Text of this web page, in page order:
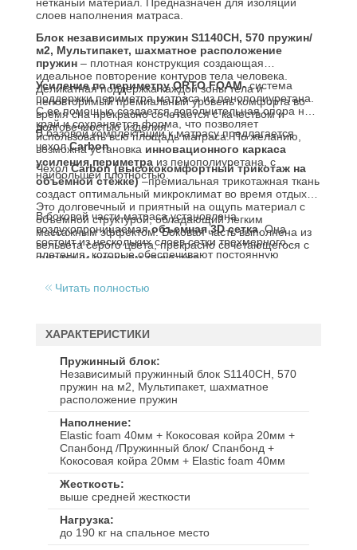
нетканый материал. Предназначен для изоляции
слоев наполнения матраса.
Блок независимых пружин S1140CH, 570 пружин/
м2, Мультипакет, шахматное расположение
пружин – плотная конструкция создающая
идеальное повторение контуров тела человека.
Деликатная поддержка каждой зоны тела и
неповторимый премиальный уровень комфорта во
время сна прекрасно сочетается с качеством и
долговечностью изделия.
Усиление по периметру ORTO FOAM- система
поддержки периметра матраса из пенополиуретана.
С ее помощью создается дополнительная опора на
край и сохраняется форма, что позволяет
использовать всю площадь матраса. По желанию,
возможна установка инновационного каркаса
усиления периметра
наибольшей плотностью.
В базовой комплектации к матрасу предлагается
чехолCarbon.
ЧехолCarbon (высококомфортный трикотаж на
объёмной стёжке)–премиальная трикотажная ткань
создаст оптимальный микроклимат во время отдыха.
Это долговечный и приятный на ощупь материал с
объемной структурой, обладающий легким
массажным эффектом. Боковая часть выполнена из
вельвета серого цвета, прекрасно сочетающегося с
фигурным рисунком трикотажа.
В боковой части матраса установлена
воздухопроницаемаяобъемная 3D сетка. Она
состоит из нескольких слоев сетки трехмерного
плетения, которые обеспечивают постоянную
Читать полностью
ХАРАКТЕРИСТИКИ
Пружинный блок
Независимый пружинный блок S1140CH, 570
пружин на м2, Мультипакет, шахматное
расположение пружин
Наполнение
Elastic foam 40мм + Кокосовая койра 20мм +
Спанбонд /Пружинный блок/ Спанбонд +
Кокосовая койра 20мм + Elastic foam 40мм
Жесткость
выше средней жесткости
Нагрузка
до 190 кг на спальное место